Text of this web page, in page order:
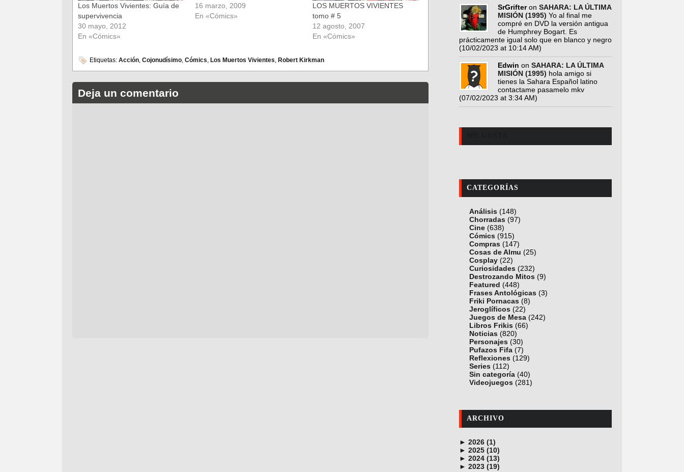
Los Muertos Vivientes: Guía de
supervivencia
30 mayo, 2012
En «Cómics»
series del panorama comiquero
actual: los muertos vivientes. No
16 marzo, 2009
En «Cómics»
LOS MUERTOS VIVIENTES
tomo # 5
12 agosto, 2007
En «Cómics»
Etiquetas: Acción, Cojonudísimo, Cómics, Los Muertos Vivientes, Robert Kirkman
Deja un comentario
SrGrifteron SAHARA: LA ÚLTIMA
MISIÓN (1995) Yo al final me
compré en DVD la versión antigua
de Humphrey Bogart. Es
prácticamente igual solo que en blanco y negro
(10/02/2023 at 10:14 AM)
Edwin on SAHARA: LA ÚLTIMA
MISIÓN (1995) hola amigo si
tienes la Sahara Español latino
contactame pasamelo mkv
(07/02/2023 at 3:34 AM)
CATEGORÍAS
Análisis (148)
Chorradas (97)
Cine (638)
Cómics (915)
Compras (147)
Cosas de Almu (25)
Cosplay (22)
Curiosidades (232)
Destrozando Mitos (9)
Featured (448)
Frases Antológicas (3)
Friki Pornacas (8)
Jeroglíficos (22)
Juegos de Mesa (242)
Libros Frikis (66)
Noticias (820)
Personajes (30)
Pufazos Fifa (7)
Reflexiones (129)
Series (112)
Sin categoría (40)
Videojuegos (281)
ARCHIVO
► 2026 (1)
junio (1)
► 2025 (10)
noviembre (1)
octubre (1)
► 2024 (13)
diciembre (4)
► 2023 (19)